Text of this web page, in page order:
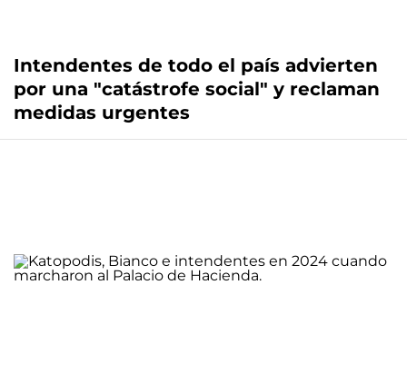
Intendentes de todo el país advierten
por una "catástrofe social" y reclaman
medidas urgentes